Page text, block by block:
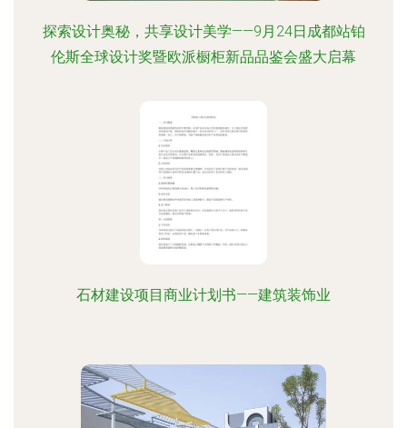
探索设计奥秘，共享设计美学——9月24日成都站铂
伦斯全球设计奖暨欧派橱柜新品品鉴会盛大启幕
石材建设项目商业计划书——建筑装饰业